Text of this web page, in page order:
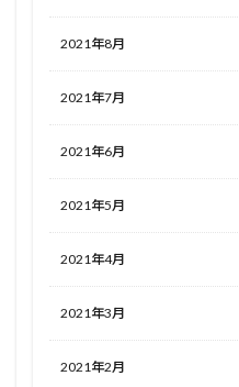
2021年8月
2021年7月
2021年6月
2021年5月
2021年4月
2021年3月
2021年2月